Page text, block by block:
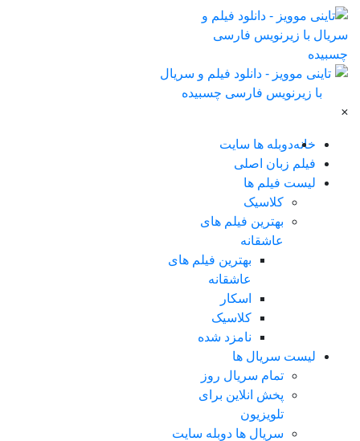
×
خانهدوبله ها سایت
فیلم زبان اصلی
لیست فیلم ها
کلاسیک
بهترین فیلم های
عاشقانه
بهترین فیلم های
عاشقانه
اسکار
کلاسیک
نامزد شده
لیست سریال ها
تمام سریال روز
پخش انلاین برای
تلویزیون
سریال ها دوبله سایت